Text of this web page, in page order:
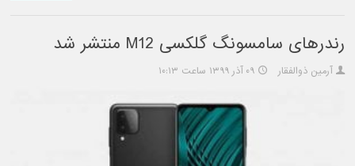
رندرهای سامسونگ گلکسی M12 منتشر شد
آرمین ذوالفقار ۰۹ آذر ۱۳۹۹ ساعت ۱۰:۱۳